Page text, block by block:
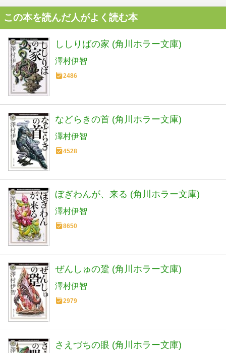
この本を読んだ人がよく読む本
ししりばの家 (角川ホラー文庫)
澤村伊智
2486
などらきの首 (角川ホラー文庫)
澤村伊智
4528
ぼぎわんが、来る (角川ホラー文庫)
澤村伊智
8650
ぜんしゅの跫 (角川ホラー文庫)
澤村伊智
2979
さえづちの眼 (角川ホラー文庫)